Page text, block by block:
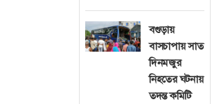
বগুড়ায়
বাসচাপায় সাত
দিনমজুর
নিহতের ঘটনায়
তদন্ত কমিটি